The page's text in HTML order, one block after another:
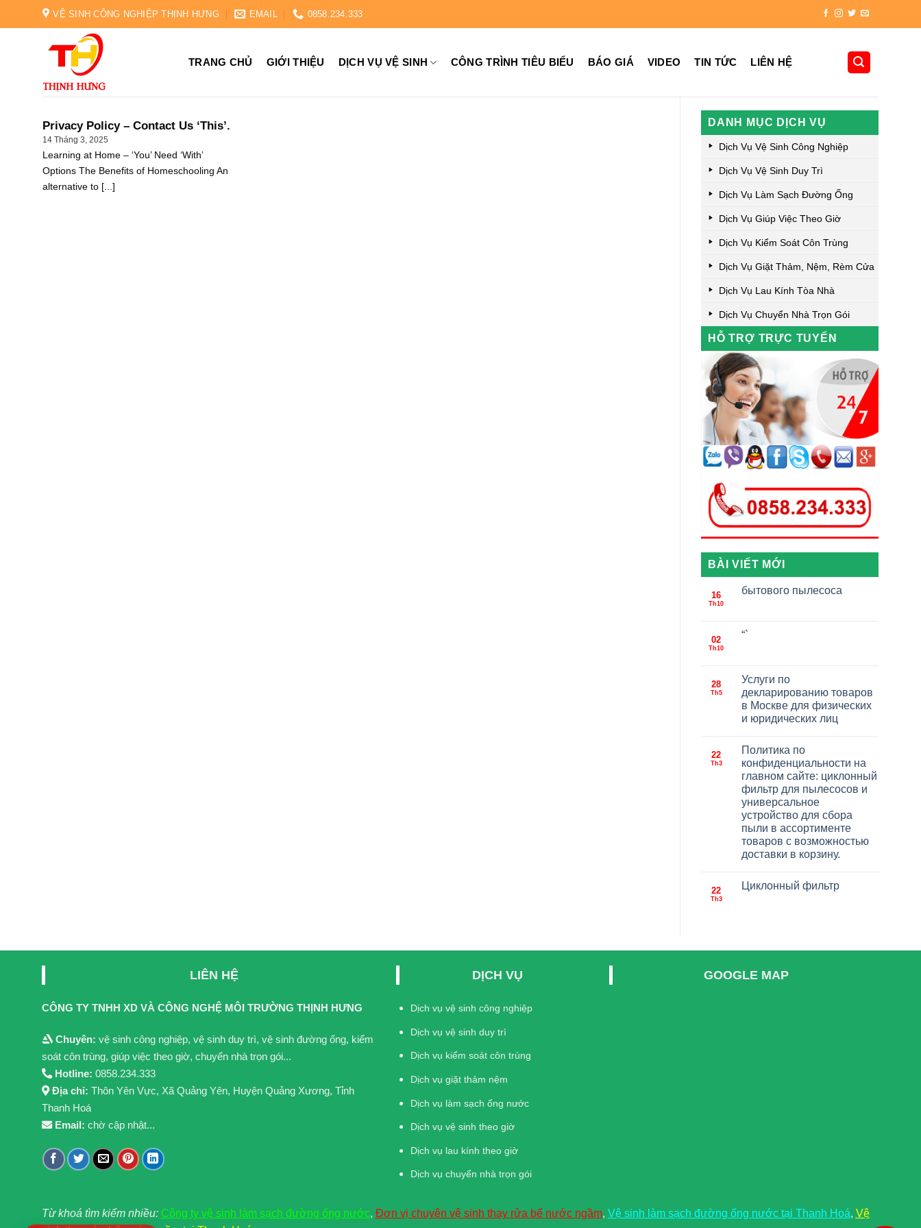
VỆ SINH CÔNG NGHIỆP THỊNH HƯNG EMAIL 0858.234.333
TRANG CHỦ GIỚI THIỆU DỊCH VỤ VỆ SINH CÔNG TRÌNH TIÊU BIỂU BÁO GIÁ VIDEO TIN TỨC LIÊN HỆ
Privacy Policy – Contact Us ‘This’.
14 Tháng 3, 2025
Learning at Home – ‘You’ Need ‘With’
Options The Benefits of Homeschooling An
alternative to [...]
DANH MỤC DỊCH VỤ
Dịch Vụ Vệ Sinh Công Nghiệp
Dịch Vụ Vệ Sinh Duy Trì
Dịch Vụ Làm Sạch Đường Ống
Dịch Vụ Giúp Việc Theo Giờ
Dịch Vụ Kiểm Soát Côn Trùng
Dịch Vụ Giặt Thảm, Nệm, Rèm Cửa
Dịch Vụ Lau Kính Tòa Nhà
Dịch Vụ Chuyển Nhà Trọn Gói
HỖ TRỢ TRỰC TUYẾN
BÀI VIẾT MỚI
16
Th10
бытового пылесоса
02
Th10
“`
28
Th5
Услуги по
декларированию товаров
в Москве для физических
и юридических лиц
22
Th3
Политика по
конфиденциальности на
главном сайте: циклонный
фильтр для пылесосов и
универсальное
устройство для сбора
пыли в ассортименте
товаров с возможностью
доставки в корзину.
22
Th3
Циклонный фильтр
LIÊN HỆ
CÔNG TY TNHH XD VÀ CÔNG NGHỆ MÔI TRƯỜNG THỊNH HƯNG
Chuyên: vệ sinh công nghiệp, vệ sinh duy trì, vệ sinh đường ống, kiểm
soát côn trùng, giúp việc theo giờ, chuyển nhà trọn gói...
Hotline: 0858.234.333
Địa chỉ: Thôn Yên Vực, Xã Quảng Yên, Huyện Quảng Xương, Tỉnh
Thanh Hoá
Email: chờ cập nhật...
DỊCH VỤ
Dịch vụ vệ sinh công nghiệp
Dịch vụ vệ sinh duy trì
Dịch vụ kiểm soát côn trùng
Dịch vụ giặt thảm nệm
Dịch vụ làm sạch ống nước
Dịch vụ vệ sinh theo giờ
Dịch vụ lau kính theo giờ
Dịch vụ chuyển nhà trọn gói
GOOGLE MAP
Từ khoá tìm kiểm nhiều: Công ty vệ sinh làm sạch đường ống nước, Đơn vị chuyên vệ sinh thay rửa bể nước ngầm, Vệ sinh làm sạch đường ống nước tại Thanh Hoá, Vệ